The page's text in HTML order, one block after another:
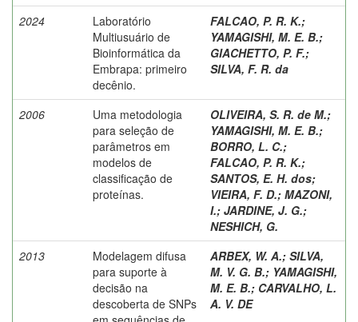
2024
Laboratório
Multiusuário de
Bioinformática da
Embrapa: primeiro
decênio.
FALCAO, P. R. K.;
YAMAGISHI, M. E. B.;
GIACHETTO, P. F.;
SILVA, F. R. da
2006
Uma metodologia
para seleção de
parâmetros em
modelos de
classificação de
proteínas.
OLIVEIRA, S. R. de M.;
YAMAGISHI, M. E. B.;
BORRO, L. C.;
FALCAO, P. R. K.;
SANTOS, E. H. dos;
VIEIRA, F. D.; MAZONI,
I.; JARDINE, J. G.;
NESHICH, G.
2013
Modelagem difusa
para suporte à
decisão na
descoberta de SNPs
ARBEX, W. A.; SILVA,
M. V. G. B.; YAMAGISHI,
M. E. B.; CARVALHO, L.
A. V. DE